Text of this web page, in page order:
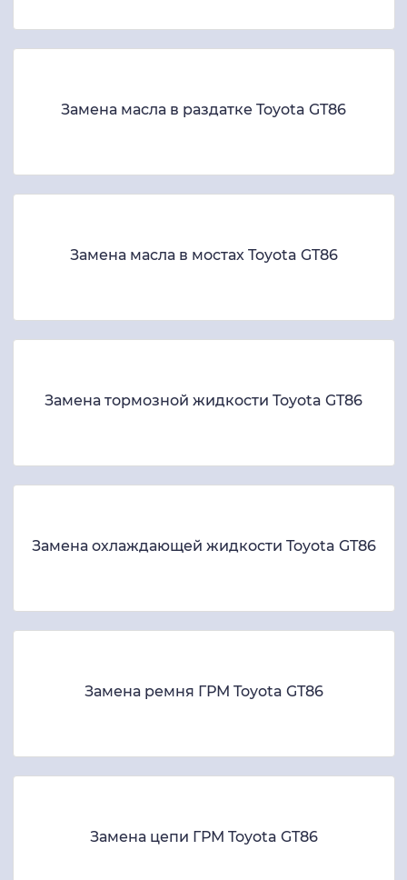
Замена масла в раздатке Toyota GT86
Замена масла в мостах Toyota GT86
Замена тормозной жидкости Toyota GT86
Замена охлаждающей жидкости Toyota GT86
Замена ремня ГРМ Toyota GT86
Замена цепи ГРМ Toyota GT86